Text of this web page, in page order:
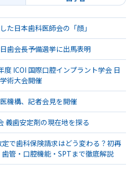
た日本歯科医師会の「顔」
歯会長予備選挙に出馬表明
度 ICOI 国際口腔インプラント学会 日
術大会開催
機構、記者会見を開催
義歯安定剤の現在地を探る
で歯科保険請求はどう変わる？初再
管・口腔機能・SPTまで徹底解説